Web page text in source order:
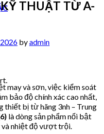
THUẬT TỪ A-
byadmin
may và sơn, việc kiểm soát
bảo độ chính xác cao nhất,
thiết bị từ hãng 3nh – Trung
là dòng sản phẩm nổi bật
và nhiệt độ vượt trội.